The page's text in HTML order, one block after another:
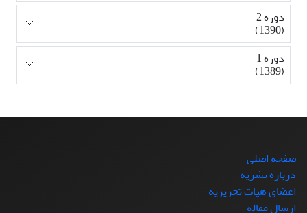
دوره 2
(1390)
دوره 1
(1389)
صفحه اصلی
درباره نشریه
اعضای هیات تحریریه
ارسال مقاله